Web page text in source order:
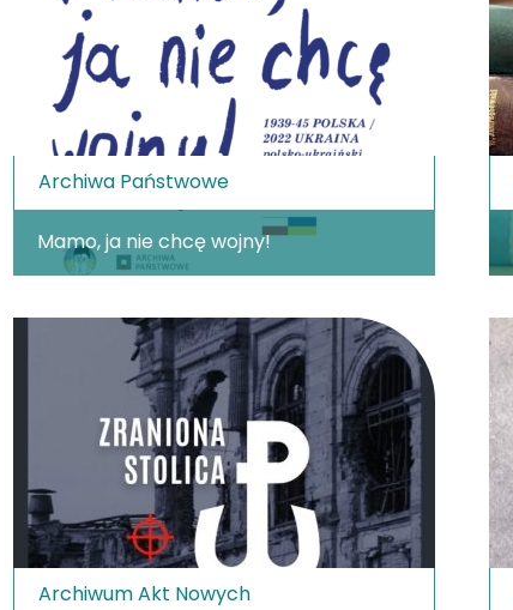
Archiwa Państwowe
Mamo, ja nie chcę wojny!
Archiwum Akt Nowych